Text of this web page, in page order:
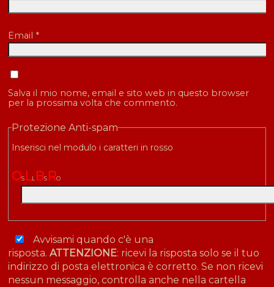
Email *
Salva il mio nome, email e sito web in questo browser
per la prossima volta che commento.
Protezione Anti-spam
Inserisci nel modulo i caratteri in rosso
OS LLBS RO
Avvisami quando c'è una
risposta.ATTENZIONE: ricevi la risposta solo se il tuo
indirizzo di posta elettronica è corretto. Se non ricevi
nessun messaggio, controlla anche nella cartella